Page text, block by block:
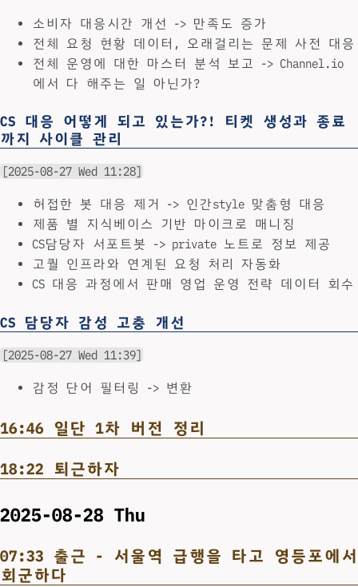
소비자 대응시간 개선 -> 만족도 증가
전체 요청 현황 데이터, 오래걸리는 문제 사전 대응
전체 운영에 대한 마스터 분석 보고 -> Channel.io
에서 다 해주는 일 아닌가?
CS 대응 어떻게 되고 있는가?! 티켓 생성과 종료
까지 사이클 관리
[2025-08-27 Wed 11:28]
허접한 봇 대응 제거 -> 인간style 맞춤형 대응
제품 별 지식베이스 기반 마이크로 매니징
CS담당자 서포트봇 -> private 노트로 정보 제공
고퀄 인프라와 연계된 요청 처리 자동화
CS 대응 과정에서 판매 영업 운영 전략 데이터 회수
CS 담당자 감성 고충 개선
[2025-08-27 Wed 11:39]
감정 단어 필터링 -> 변환
16:46 일단 1차 버전 정리
18:22 퇴근하자
2025-08-28 Thu
07:33 출근 - 서울역 급행을 타고 영등포에서
회군하다